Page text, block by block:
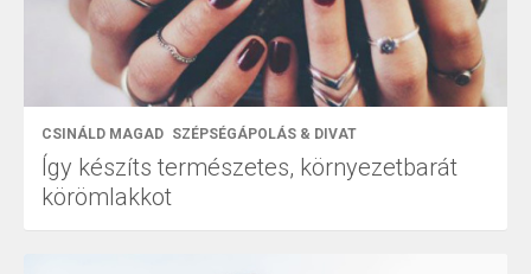
CSINÁLD MAGAD SZÉPSÉGÁPOLÁS & DIVAT
Így készíts természetes, környezetbarát
körömlakkot